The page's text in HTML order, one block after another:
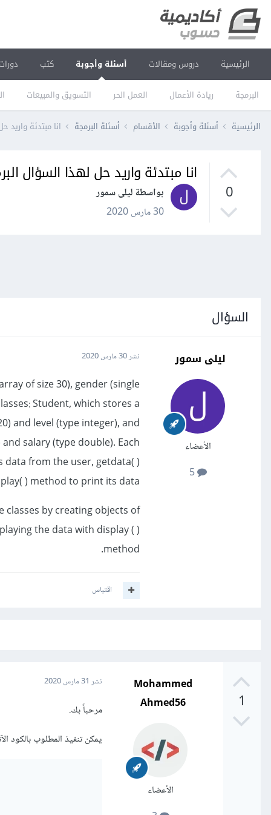
الرئيسية دروس ومقالات أسئلة وأجوبة
البرمجة ريادة الأعمال العمل الحر التسويق والمبيعات
كتب
الرئيسية أسئلة وأجوبة الأقسام أسئلة البرمجة انا مبتدئة
0
انا مبتدئة واريد حل لهذا السؤال
بواسطة ليلى سمور
30 مارس 2020
السؤال
ليلى سمور
الأعضاء
5
نشر30 مارس 2020
of size 30), gender (single
Student, which stores a
and level (type integer), and
salary (type double). Each
from the user, getdata( )
) method to print its data.
by creating objects of
the data with display ( )
method.
اقتباس
1
Mohammed
Ahmed56
الأعضاء
نشر 31 مارس 2020
مرحباً بك.
يمكن تنفيذ المطلوب بالكود